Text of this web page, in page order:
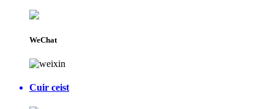
WeChat
Cuir ceist